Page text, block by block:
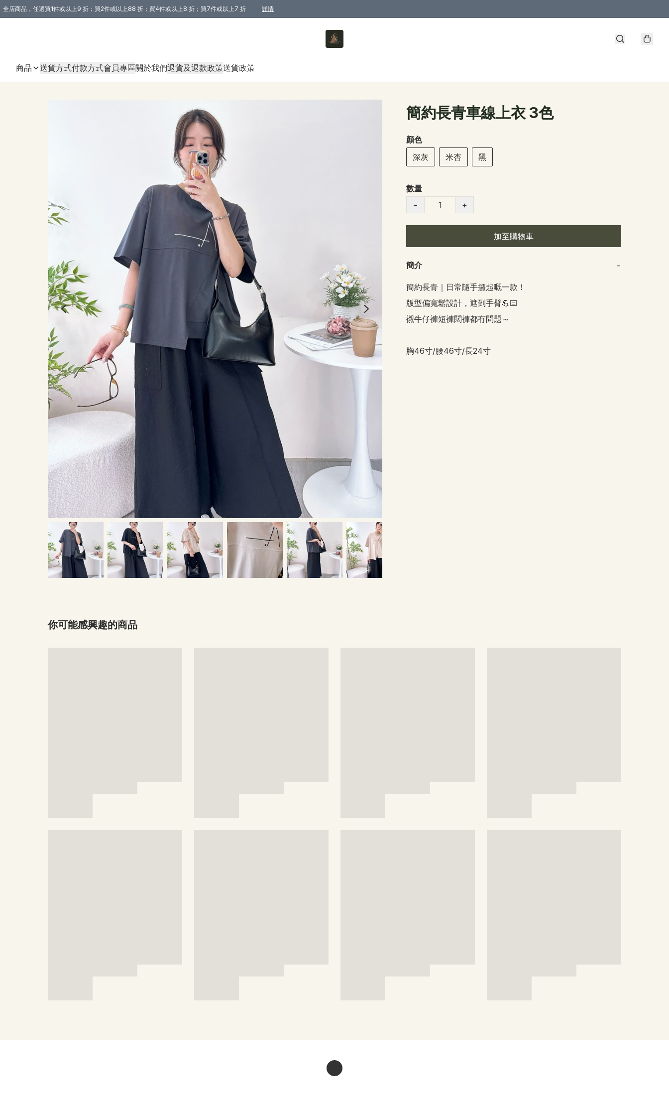
全店商品，任選買1件或以上9 折；買2件或以上88 折；買4件或以上8 折；買7件或以上7 折 詳情
商品 送貨方式付款方式會員專區關於我們退貨及退款政策送貨政策
簡約長青車線上衣 3色
顏色
深灰
米杏 黑
數量
−
+
加至購物車
簡介 −
簡約長青｜日常隨手攞起嘅一款！
版型偏寬鬆設計，遮到手臂💪🏻
襯牛仔褲短褲闊褲都冇問題～
胸46寸/腰46寸/長24寸
你可能感興趣的商品